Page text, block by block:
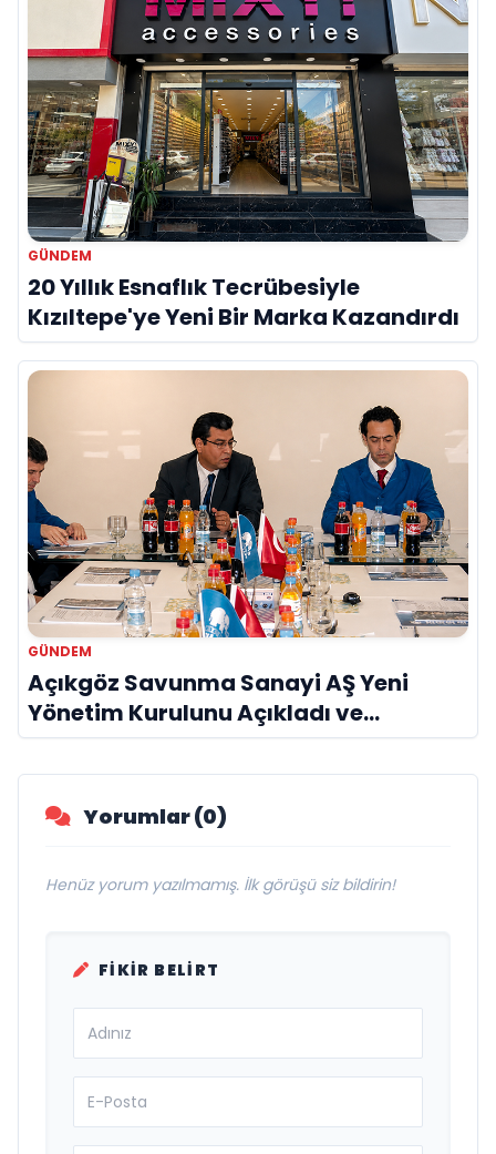
GÜNDEM
20 Yıllık Esnaflık Tecrübesiyle
Kızıltepe'ye Yeni Bir Marka Kazandırdı
GÜNDEM
Açıkgöz Savunma Sanayi AŞ Yeni
Yönetim Kurulunu Açıkladı ve
Savunma Sanayinde Küresel Vizyon
Vurgusu
Yorumlar (0)
Henüz yorum yazılmamış. İlk görüşü siz bildirin!
FIKIR BELIRT